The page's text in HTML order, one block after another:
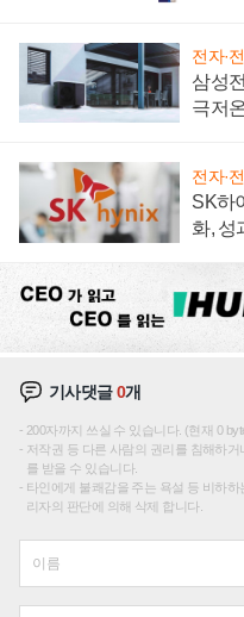
전자·
삼성
극저
전자·
SK하
화, 성
기사댓글0개
200자까지 쓰실 수 있습니다. (현재 0
저작권 등 다른 사람의 권리를 침해하
를 받을 수 있습니다.
타인에게 불쾌감을 주는 욕설 등 비하
리자의 판단에 의해 삭제 합니다.